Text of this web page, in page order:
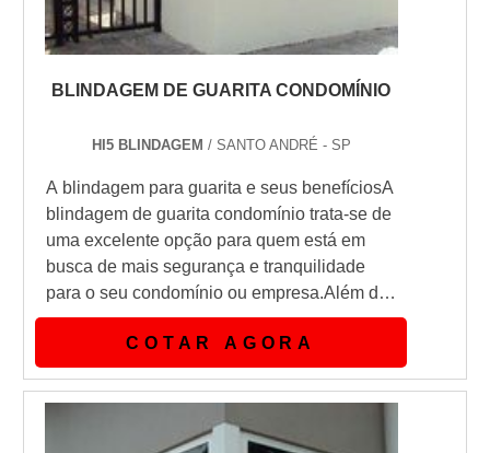
BLINDAGEM DE GUARITA CONDOMÍNIO
HI5 BLINDAGEM / SANTO ANDRÉ - SP
A blindagem para guarita e seus benefíciosA
blindagem de guarita condomínio trata-se de
uma excelente opção para quem está em
busca de mais segurança e tranquilidade
para o seu condomínio ou empresa.Além de
valorizar o ambiente como um todo, a
blindagem de guarita para condomínio é um
excelente complemento, pois somente as
câmeras de segurança, alarmes e portões
com fechaduras fracas não são barreiras
COTAR AGORA